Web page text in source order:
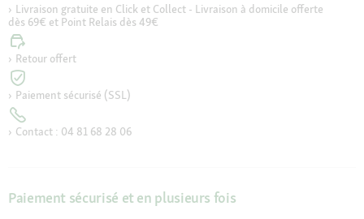
Livraison gratuite en Click et Collect - Livraison à domicile offerte
dès 69€ et Point Relais dès 49€
Retour offert
Paiement sécurisé (SSL)
Contact : 04 81 68 28 06
Paiement sécurisé et en plusieurs fois